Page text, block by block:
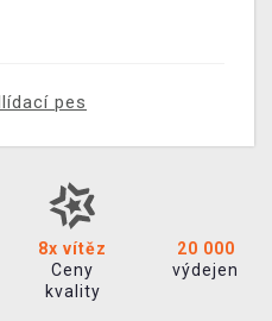
pes
8x vítěz
Ceny
kvality
20 000
výdejen